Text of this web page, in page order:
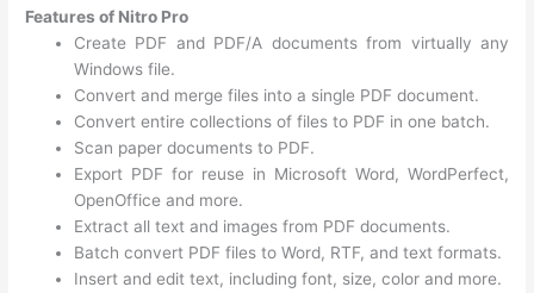
Features of Nitro Pro
Create PDF and PDF/A documents from virtually any
Windows file.
Convert and merge files into a single PDF document.
Convert entire collections of files to PDF in one batch.
Scan paper documents to PDF.
Export PDF for reuse in Microsoft Word, WordPerfect,
OpenOffice and more.
Extract all text and images from PDF documents.
Batch convert PDF files to Word, RTF, and text formats.
Insert and edit text, including font, size, color and more.